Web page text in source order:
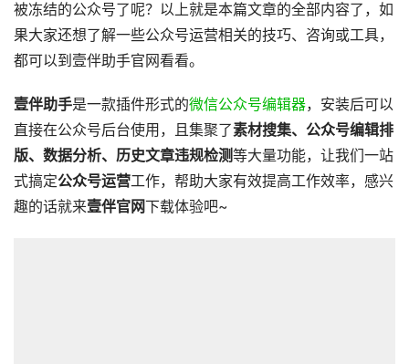
被冻结的公众号了呢？以上就是本篇文章的全部内容了，如
果大家还想了解一些公众号运营相关的技巧、咨询或工具，
都可以到壹伴助手官网看看。
壹伴助手是一款插件形式的微信公众号编辑器，安装后可以
直接在公众号后台使用，且集聚了素材搜集、公众号编辑排
版、数据分析、历史文章违规检测等大量功能，让我们一站
式搞定公众号运营工作，帮助大家有效提高工作效率，感兴
趣的话就来壹伴官网下载体验吧~